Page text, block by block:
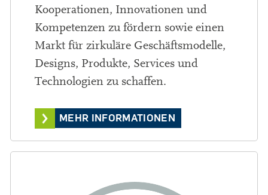
Kooperationen, Innovationen und
Kompetenzen zu fördern sowie einen
Markt für zirkuläre Geschäftsmodelle,
Designs, Produkte, Services und
Technologien zu schaffen.
MEHR INFORMATIONEN